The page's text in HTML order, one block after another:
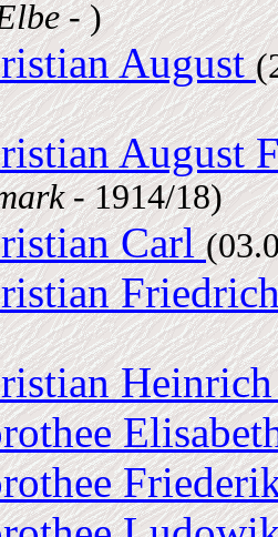
- )
August
August
- 1914/18)
Carl